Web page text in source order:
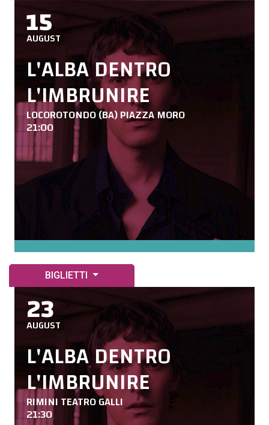
15
AUGUST
L'ALBA DENTRO
L'IMBRUNIRE
LOCOROTONDO (BA) PIAZZA MORO
21:00
BIGLIETTI
23
AUGUST
L'ALBA DENTRO
L'IMBRUNIRE
RIMINI TEATRO GALLI
21:30